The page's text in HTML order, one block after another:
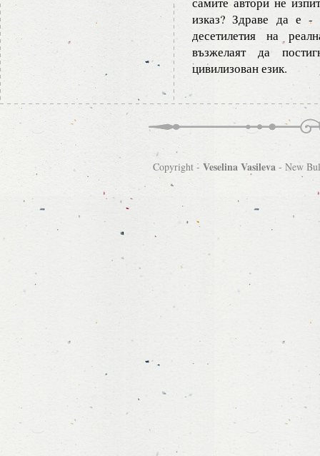
изказ? Здраве да е
десетилетия на
възжелаят да
цивилизован език.
Copyright - Veselina Vasileva- New